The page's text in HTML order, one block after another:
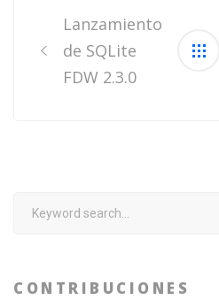
navigation
Lanzamiento
de SQLite
FDW 2.3.0
Search
CONTRIBUCIONES